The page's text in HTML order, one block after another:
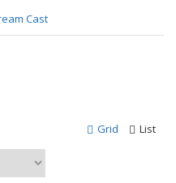
Cast
Grid List